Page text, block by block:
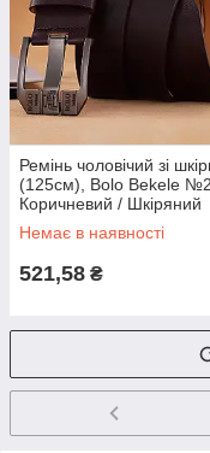
Ремінь чоловічий зі
(125см), Bolo Bekele №2,
Коричневий / Шкіряний
ремінь / Ремінь під
Немає в наявності
521,58 ₴